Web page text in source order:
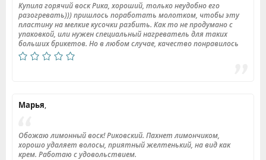
Купила горячий воск Рика, хороший, только неудобно его
разогревать))) пришлось поработать молотком, чтобы эту
пластину на мелкие кусочки разбить. Как то не продумано с
упаковкой, или нужен специальный нагреватель для таких
больших брикетов. Но в любом случае, качество понравилось
Марья,
Обожаю лимонный воск! Риковский. Пахнет лимончиком,
хорошо удаляет волосы, приятный желтенький, на вид как
крем. Работаю с удовольствием.